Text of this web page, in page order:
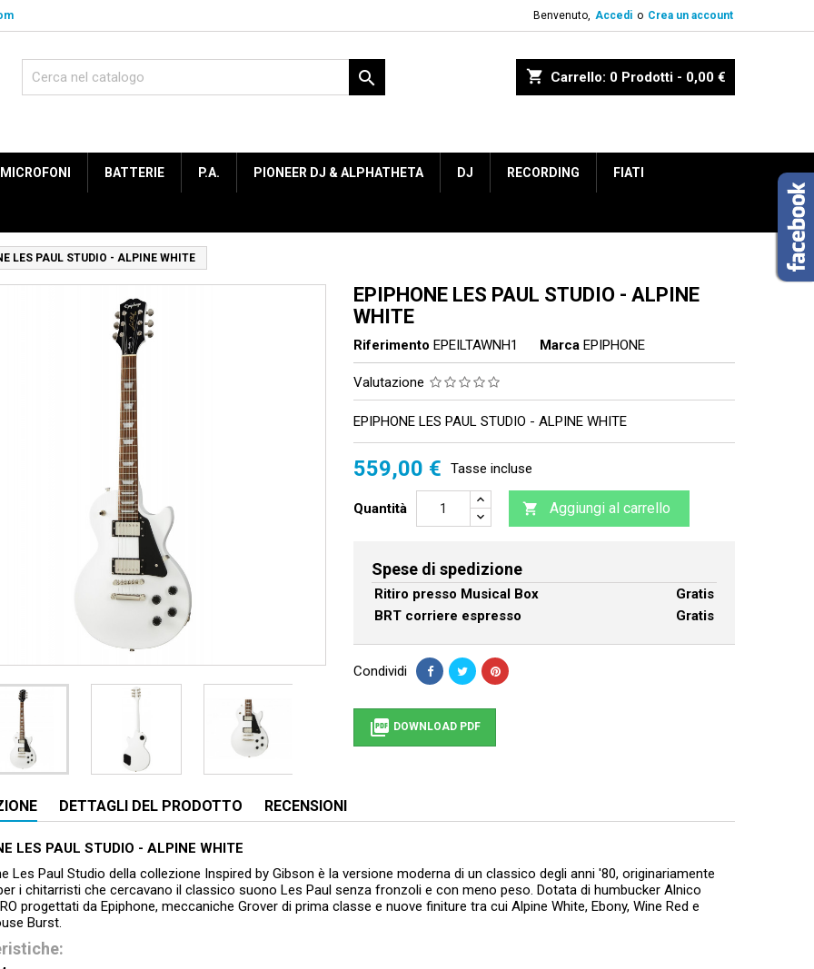
Benvenuto, Accedi o Crea un account
shopping_cart Carrello: 0 Prodotti - 0,00 €

MICROFONI BATTERIE P.A. PIONEER DJ & ALPHATHETA DJ RECORDING FIATI
LES PAUL STUDIO - ALPINE WHITE
EPIPHONE LES PAUL STUDIO - ALPINE
WHITE
Riferimento EPEILTAWNH1 Marca EPIPHONE
Valutazione
EPIPHONE LES PAUL STUDIO - ALPINE WHITE
559,00 € Tasse incluse
Quantità  Aggiungi al carrello
Spese di spedizione
Ritiro presso Musical Box
Gratis
BRT corriere espresso
Gratis
Condividi
 DOWNLOAD PDF
DETTAGLI DEL PRODOTTO RECENSIONI
LES PAUL STUDIO - ALPINE WHITE
Les Paul Studio della collezione Inspired by Gibson è la versione moderna di un classico degli anni '80, originariamente
i chitarristi che cercavano il classico suono Les Paul senza fronzoli e con meno peso. Dotata di humbucker Alnico
progettati da Epiphone, meccaniche Grover di prima classe e nuove finiture tra cui Alpine White, Ebony, Wine Red e
Burst.